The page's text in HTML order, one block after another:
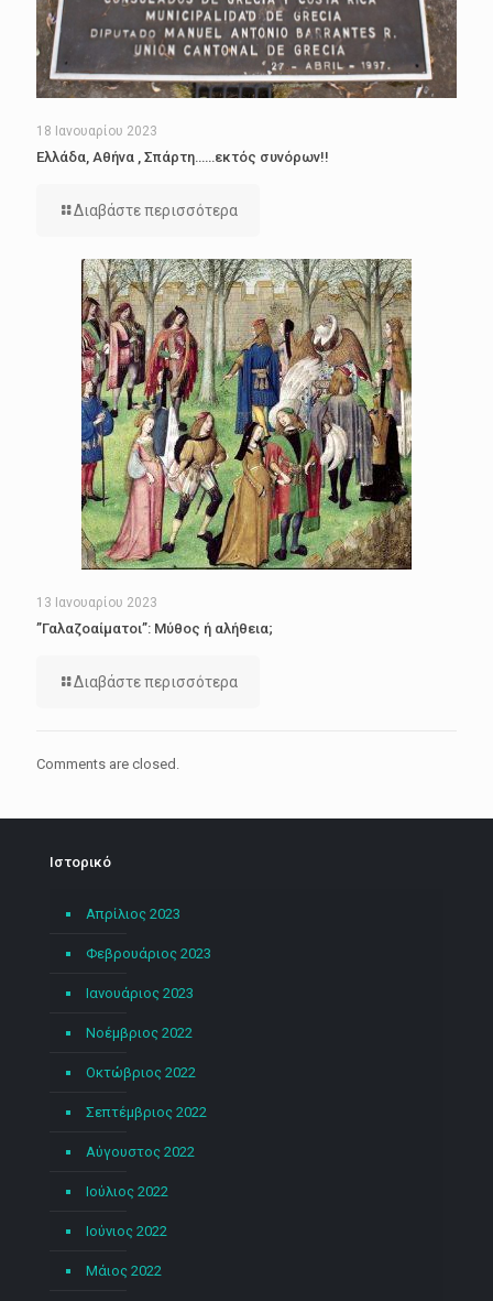
18 Ιανουαρίου 2023
Ελλάδα, Αθήνα , Σπάρτη……εκτός συνόρων!!
Διαβάστε περισσότερα
13 Ιανουαρίου 2023
”Γαλαζοαίματοι”: Μύθος ή αλήθεια;
Διαβάστε περισσότερα
Comments are closed.
Ιστορικό
Απρίλιος 2023
Φεβρουάριος 2023
Ιανουάριος 2023
Νοέμβριος 2022
Οκτώβριος 2022
Σεπτέμβριος 2022
Αύγουστος 2022
Ιούλιος 2022
Ιούνιος 2022
Μάιος 2022